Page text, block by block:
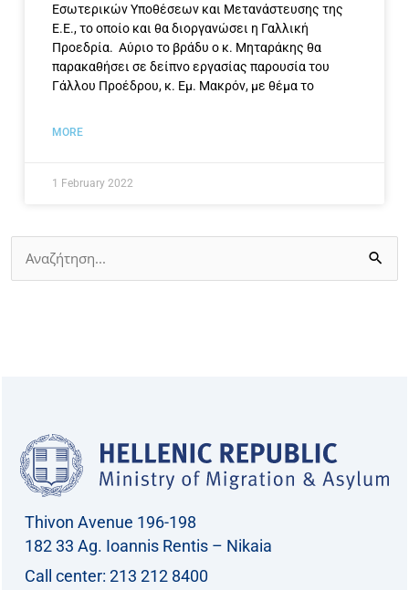
Εσωτερικών Υποθέσεων και Μετανάστευσης της
Ε.Ε., το οποίο και θα διοργανώσει η Γαλλική
Προεδρία. Αύριο το βράδυ ο κ. Μηταράκης θα
παρακαθήσει σε δείπνο εργασίας παρουσία του
Γάλλου Προέδρου, κ. Εμ. Μακρόν, με θέμα το
MORE
1 February 2022
Search
for:
Thivon Avenue 196-198
182 33 Ag. Ioannis Rentis – Nikaia
Call center: 213 212 8400